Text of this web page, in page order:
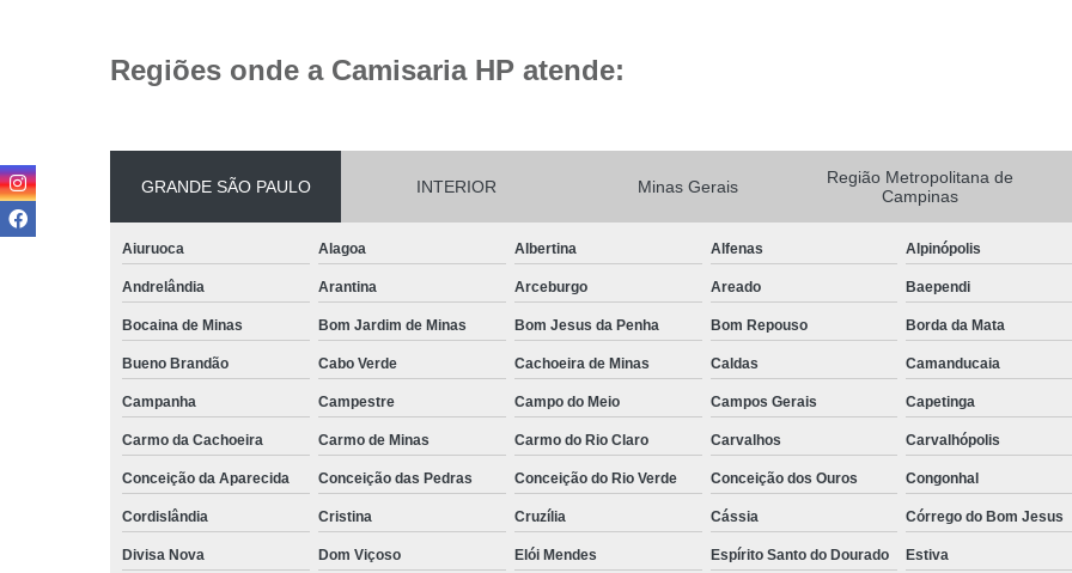
Camisa Manga Longa Masculina
Camisa Social de Manga Longa
Camisa Social Manga Longa Masculina
Camisa Social Masculina Manga Longa Lisa
Camisa Social Preta Manga Longa
Camisa Masculina Social
Camisa Social Estampada
Camisa Social Masculina
Regiões onde a Camisaria HP atende:
GRANDE SÃO PAULO INTERIOR Minas Gerais
Região Metropolitana de
Campinas
Aiuruoca Alagoa Albertina Alfenas Alpinópolis
Andrelândia Arantina Arceburgo Areado Baependi
Bocaina de Minas Bom Jardim de Minas Bom Jesus da Penha Bom Repouso Borda da Mata
Bueno Brandão Cabo Verde Cachoeira de Minas Caldas Camanducaia
Campanha Campestre Campo do Meio Campos Gerais Capetinga
Carmo da Cachoeira Carmo de Minas Carmo do Rio Claro Carvalhos Carvalhópolis
Conceição da Aparecida Conceição das Pedras Conceição do Rio Verde Conceição dos Ouros Congonhal
Cordislândia Cristina Cruzília Cássia Córrego do Bom Jesus
Divisa Nova Dom Viçoso Elói Mendes Espírito Santo do Dourado Estiva